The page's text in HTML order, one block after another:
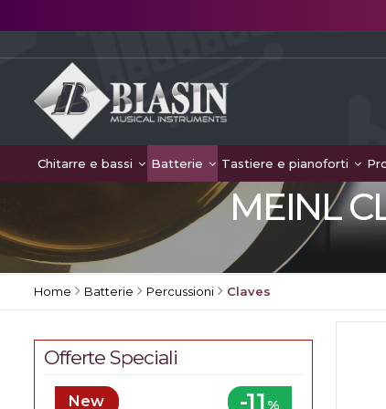
Chitarre e bassi Batterie Tastiere e pianoforti
MEINL
Home Batterie Percussioni Claves
Offerte Speciali
-11 %
New